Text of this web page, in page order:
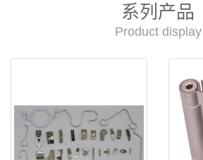
系列产品
Product display